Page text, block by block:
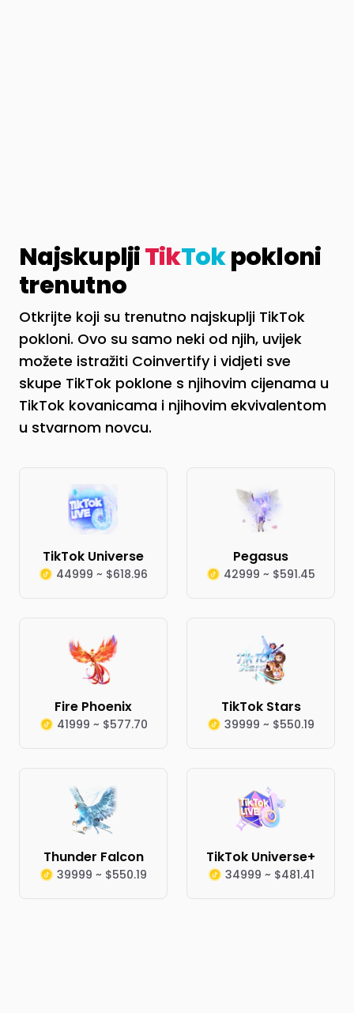
NajskupljiTikTokpokloni
trenutno
Otkrijte koji su trenutno najskuplji TikTok
pokloni. Ovo su samo neki od njih, uvijek
možete istražiti Coinvertify i vidjeti sve
skupe TikTok poklone s njihovim cijenama u
TikTok kovanicama i njihovim ekvivalentom
u stvarnom novcu.
TikTok Universe
44999 ~ $618.96
Pegasus
42999 ~ $591.45
Fire Phoenix
41999 ~ $577.70
TikTok Stars
39999 ~ $550.19
Thunder Falcon
39999 ~ $550.19
TikTok Universe+
34999 ~ $481.41